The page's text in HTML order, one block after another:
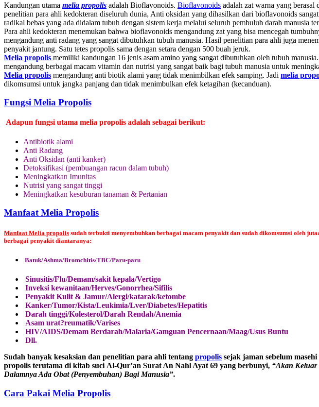
Kandungan utama melia propolis adalah Bioflavonoids. Bioflavonoids adalah zat warna yang
penelitian para ahli kedokteran diseluruh dunia, Anti oksidan yang dihasilkan dari bioflavonoids
radikal bebas yang ada didalam tubuh dengan sistem kerja melalui seluruh pembuluh darah manusia
Para ahli kedokteran menemukan bahwa bioflavonoids mengandung zat yang bisa mencegah
mengandung anti radang yang sangat dibutuhkan tubuh manusia. Hasil penelitian para ahli juga
penyakit jantung. Satu tetes propolis sama dengan setara dengan 500 buah jeruk.
Melia propolis memiliki kandungan 16 jenis asam amino yang sangat dibutuhkan oleh tubuh
mengandung berbagai macam vitamin dan nutrisi yang sangat baik bagi tubuh manusia untuk
Melia propolis mengandung anti biotik alami yang tidak menimbilkan efek samping. Jadi melia
dikomsumsi untuk jangka panjang dan tidak menimbulkan efek ketagihan (kecanduan).
Fungsi Melia Propolis
Adapun fungsi utama melia propolis adalah sebagai berikut:
Antibiotik alami
Anti Radang
Anti Oksidan (anti kanker)
Detoksifikasi (pembuangan racun dalam tubuh)
Meningkatkan Imunitas
Nutrisi yang sangat tinggi
Meningkatkan kesuburan tanaman & Pertanian
Manfaat Melia Propolis
Manfaat Melia propolis sudah terbukti menyembuhkan berbagai macam penyakit dan sudah dikomsumsi oleh
berbagai penyakit diantaranya:
Batuk/Ashma/Bromchitis/TBC/Paru-paru
Sinusitis/Flu/Demam/sakit kepala/Vertigo
Inveksi kewanitaan/Herves/Gonorrhea/Sifilis
Penyakit Kulit & Jamur/Alergi/katarak/ketombe
Kanker/Tumor/Kista/Leukimia/Lver/Diabetes/Hepatitis
Darah tinggi/Kolesterol/Darah Rendah/Anemia
Asam urat?reumatik/Varises
HIV/AIDS/Demam Berdarah/Malaria/Gamguan Pencernaan/Maag/Usus Buntu
Dll.
Sudah banyak kesaksian dan penelitian para ahli tentang propolis sejak jaman sebelum
propolis terutama di kitab suci Al-Qur’an Surat An Nahl Ayat 69 yang berbunyi, “Akan Keluar
Dalamnya Ada Obat (Penyembuhan) Bagi Manusia”.
Cara Pakai Melia Propolis